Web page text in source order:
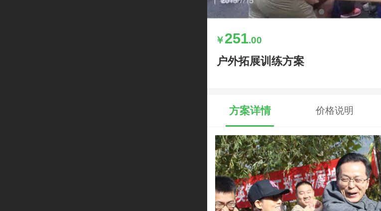
￥251.00
户外拓展训练方案
方案详情 价格说明